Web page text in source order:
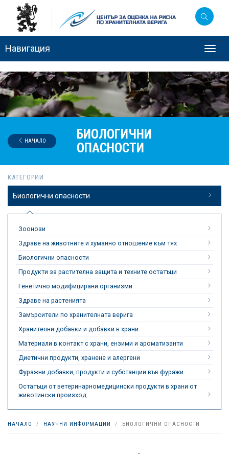
Навигация
БИОЛОГИЧНИ
ОПАСНОСТИ
НАЧАЛО
КАТЕГОРИИ
Биологични опасности
Зоонози
Здраве на животните и хуманно отношение към тях
Биологични опасности
Продукти за растителна защита и техните остатъци
Генетично модифицирани организми
Здраве на растенията
Замърсители по хранителната верига
Хранителни добавки и добавки в храни
Материали в контакт с храни, ензими и ароматизанти
Диетични продукти, хранене и алергени
Фуражни добавки, продукти и субстанции във фуражи
Остатъци от ветеринарномедицински продукти в храни от
животински произход
НАЧАЛО НАУЧНИ ИНФОРМАЦИИ БИОЛОГИЧНИ ОПАСНОСТИ